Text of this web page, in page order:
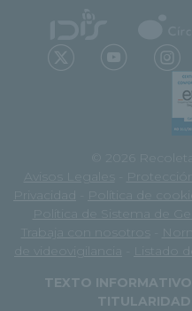
© 2026
Avisos Legales
Privacidad
Política de
Política de Sistema de
Trabaja con nosotros
de videovigilancia
Listado
TEXTO